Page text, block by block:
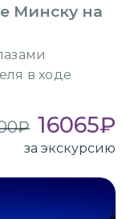
Минску на
в ходе
₽ 16065₽
за экскурсию